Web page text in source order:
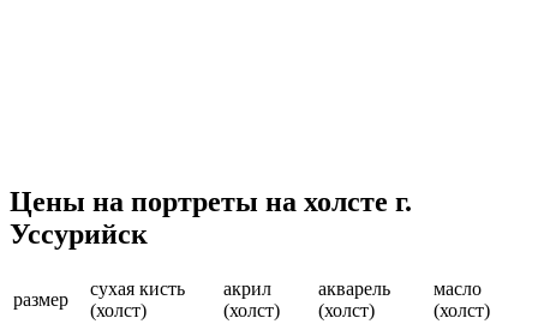
Цены на портреты на холсте г.
Уссурийск
размер
сухая кисть
(холст)
акрил
(холст)
акварель
(холст)
масло
(холст)